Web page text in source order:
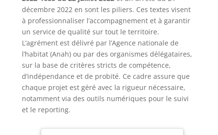
décembre 2022 en sont les piliers. Ces textes visent
à professionnaliser l’accompagnement et à garantir
un service de qualité sur tout le territoire.
L’agrément est délivré par l’Agence nationale de
l’habitat (Anah) ou par des organismes délégataires,
sur la base de critères stricts de compétence,
d’indépendance et de probité. Ce cadre assure que
chaque projet est géré avec la rigueur nécessaire,
notamment via des outils numériques pour le suivi
et le reporting.